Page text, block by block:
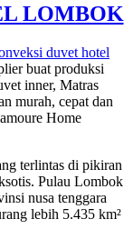
LOMBOK
duvet hotel
buat produksi
inner, Matras
murah, cepat dan
Home
terlintas di pikiran
Pulau Lombok
nusa tenggara
lebih 5.435 km²